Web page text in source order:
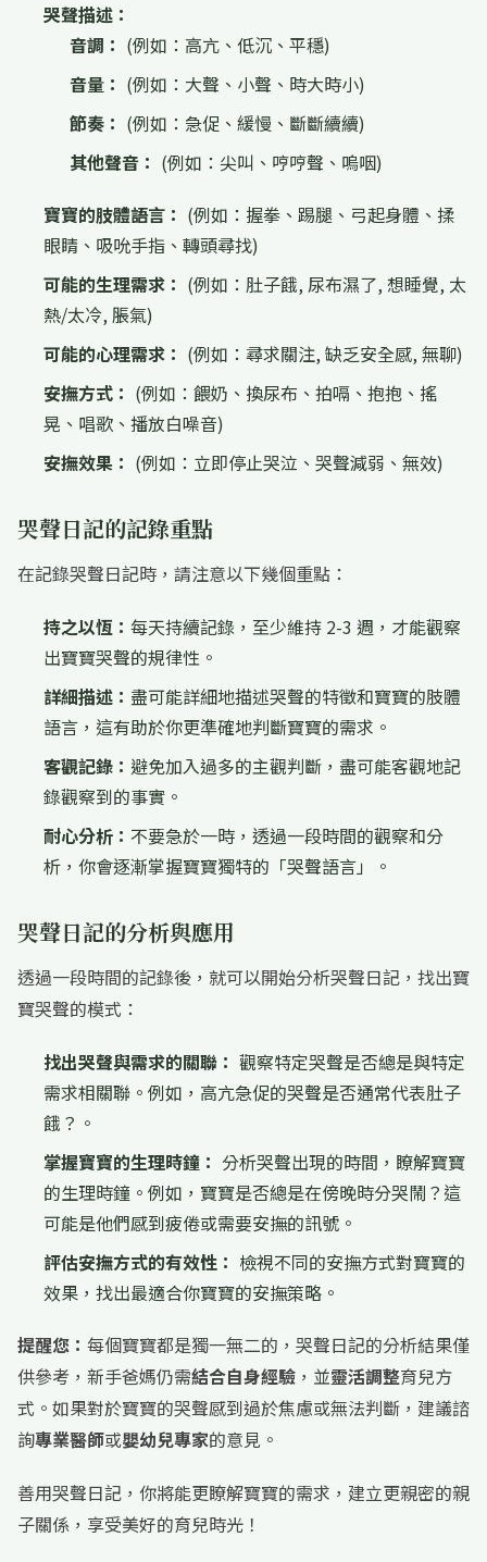
哭聲描述：
音調： (例如：高亢、低沉、平穩)
音量： (例如：大聲、小聲、時大時小)
節奏： (例如：急促、緩慢、斷斷續續)
其他聲音： (例如：尖叫、哼哼聲、嗚咽)
寶寶的肢體語言： (例如：握拳、踢腿、弓起身體、揉
眼睛、吸吮手指、轉頭尋找)
可能的生理需求： (例如：肚子餓, 尿布濕了, 想睡覺, 太
熱/太冷, 脹氣)
可能的心理需求： (例如：尋求關注, 缺乏安全感, 無聊)
安撫方式： (例如：餵奶、換尿布、拍嗝、抱抱、搖
晃、唱歌、播放白噪音)
安撫效果： (例如：立即停止哭泣、哭聲減弱、無效)
哭聲日記的記錄重點
在記錄哭聲日記時，請注意以下幾個重點：
持之以恆： 每天持續記錄，至少維持 2-3 週，才能觀察
出寶寶哭聲的規律性。
詳細描述： 盡可能詳細地描述哭聲的特徵和寶寶的肢體
語言，這有助於你更準確地判斷寶寶的需求。
客觀記錄： 避免加入過多的主觀判斷，盡可能客觀地記
錄觀察到的事實。
耐心分析： 不要急於一時，透過一段時間的觀察和分
析，你會逐漸掌握寶寶獨特的「哭聲語言」。
哭聲日記的分析與應用
透過一段時間的記錄後，就可以開始分析哭聲日記，找出寶
寶哭聲的模式：
找出哭聲與需求的關聯： 觀察特定哭聲是否總是與特定
需求相關聯。例如，高亢急促的哭聲是否通常代表肚子
餓？。
掌握寶寶的生理時鐘： 分析哭聲出現的時間，瞭解寶寶
的生理時鐘。例如，寶寶是否總是在傍晚時分哭鬧？這
可能是他們感到疲倦或需要安撫的訊號。
評估安撫方式的有效性： 檢視不同的安撫方式對寶寶的
效果，找出最適合你寶寶的安撫策略。
提醒您： 每個寶寶都是獨一無二的，哭聲日記的分析結果僅
供參考，新手爸媽仍需結合自身經驗 ，並靈活調整育兒方
式。如果對於寶寶的哭聲感到過於焦慮或無法判斷，建議諮
詢專業醫師或嬰幼兒專家的意見。
善用哭聲日記，你將能更瞭解寶寶的需求，建立更親密的親
子關係，享受美好的育兒時光！